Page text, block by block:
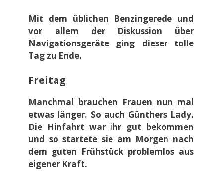
Mit dem üblichen Benzingerede und
vor allem der Diskussion über
Navigationsgeräte ging dieser tolle
Tag zu Ende.
Freitag
Manchmal brauchen Frauen nun mal
etwas länger. So auch Günthers Lady.
Die Hinfahrt war ihr gut bekommen
und so startete sie am Morgen nach
dem guten Frühstück problemlos aus
eigener Kraft.